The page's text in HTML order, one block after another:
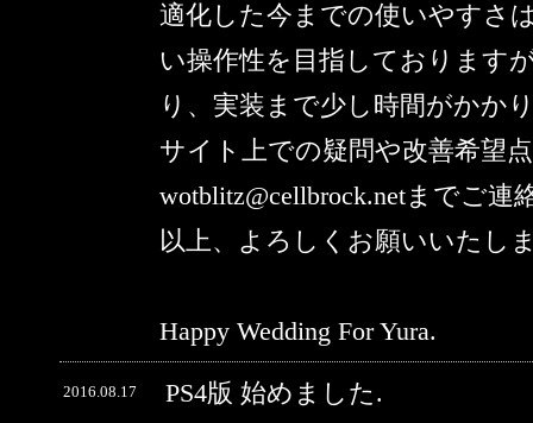
適化した今までの使いやすさ
い操作性を目指しております
り、実装まで少し時間がかか
サイト上での疑問や改善希望
wotblitz@cellbrock.netまでご連
以上、よろしくお願いいたし
Happy Wedding For Yura.
2016.08.17
PS4版 始めました.